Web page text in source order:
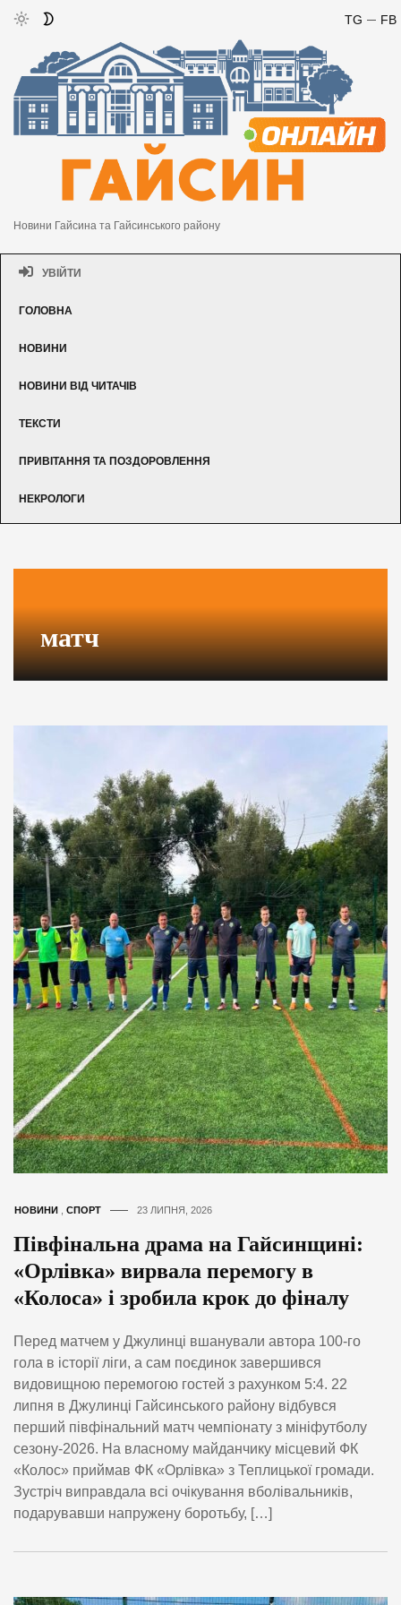
FB
TG
Новини Гайсина та Гайсинського району
УВІЙТИ
ГОЛОВНА
НОВИНИ
НОВИНИ ВІД ЧИТАЧІВ
ТЕКСТИ
ПРИВІТАННЯ ТА ПОЗДОРОВЛЕННЯ
НЕКРОЛОГИ
матч
НОВИНИ СПОРТ 23 ЛИПНЯ, 2026
Півфінальна драма на Гайсинщині:
«Орлівка» вирвала перемогу в
«Колоса» і зробила крок до фіналу
Перед матчем у Джулинці вшанували автора 100-го
гола в історії ліги, а сам поєдинок завершився
видовищною перемогою гостей з рахунком 5:4. 22
липня в Джулинці Гайсинського району відбувся
перший півфінальний матч чемпіонату з мініфутболу
сезону-2026. На власному майданчику місцевий ФК
«Колос» приймав ФК «Орлівка» з Теплицької громади.
Зустріч виправдала всі очікування вболівальників,
подарувавши напружену боротьбу, […]